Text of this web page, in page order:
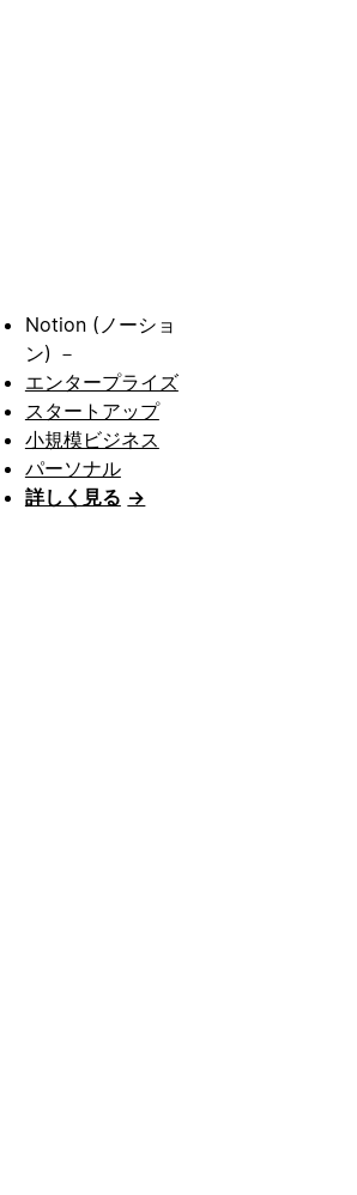
Notion (ノーショ
ン) －
エンタープライズ
スタートアップ
小規模ビジネス
パーソナル
詳しく見る →